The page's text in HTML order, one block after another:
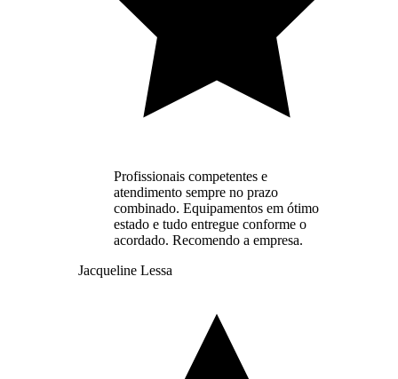
Profissionais competentes e
atendimento sempre no prazo
combinado. Equipamentos em ótimo
estado e tudo entregue conforme o
acordado. Recomendo a empresa.
Jacqueline Lessa